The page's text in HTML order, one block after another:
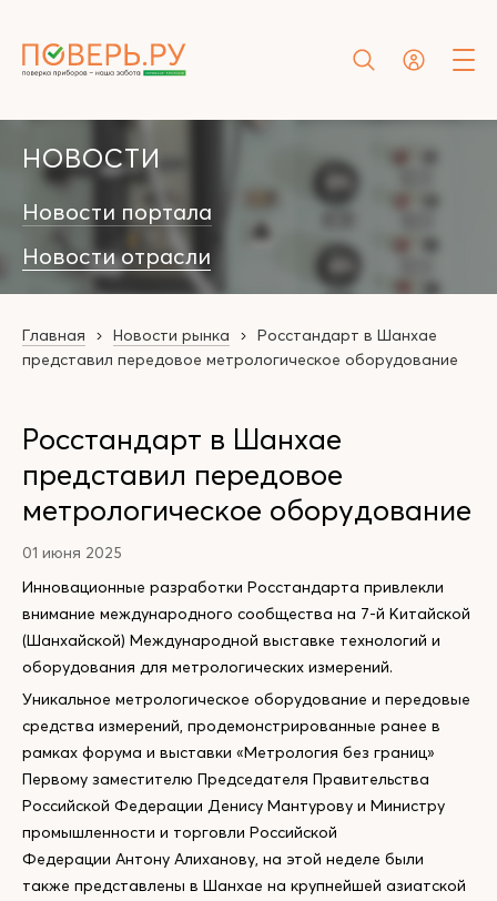
НОВОСТИ
Новости портала
Новости отрасли
Главная Новости рынка
Росстандарт в Шанхае
представил передовое метрологическое оборудование
Росстандарт в Шанхае
представил передовое
метрологическое оборудование
01 июня 2025
Инновационные разработки Росстандарта привлекли
внимание международного сообщества на 7-й Китайской
(Шанхайской) Международной выставке технологий и
оборудования для метрологических измерений.
Уникальное метрологическое оборудование и передовые
средства измерений, продемонстрированные ранее в
рамках форума и выставки «Метрология без границ»
Первому заместителю Председателя Правительства
Российской Федерации Денису Мантурову и Министру
промышленности и торговли Российской
Федерации Антону Алиханову, на этой неделе были
также представлены в Шанхае на крупнейшей азиатской